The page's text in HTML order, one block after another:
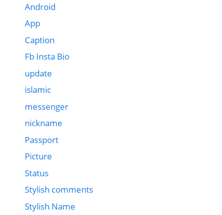
Android
App
Caption
Fb Insta Bio
update
islamic
messenger
nickname
Passport
Picture
Status
Stylish comments
Stylish Name